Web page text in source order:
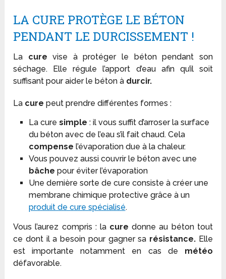
LA CURE PROTÈGE LE BÉTON
PENDANT LE DURCISSEMENT !
La cure vise à protéger le béton pendant son
séchage. Elle régule l’apport d’eau afin qu’il soit
suffisant pour aider le béton à durcir.
La cure peut prendre différentes formes :
La cure simple : il vous suffit d’arroser la surface
du béton avec de l’eau s’il fait chaud. Cela
compense l’évaporation due à la chaleur.
Vous pouvez aussi couvrir le béton avec une
bâche pour éviter l’évaporation
Une dernière sorte de cure consiste à créer une
membrane chimique protective grâce à un
produit de cure spécialisé.
Vous l’aurez compris : la cure donne au béton tout
ce dont il a besoin pour gagner sa résistance. Elle
est importante notamment en cas de météo
défavorable.